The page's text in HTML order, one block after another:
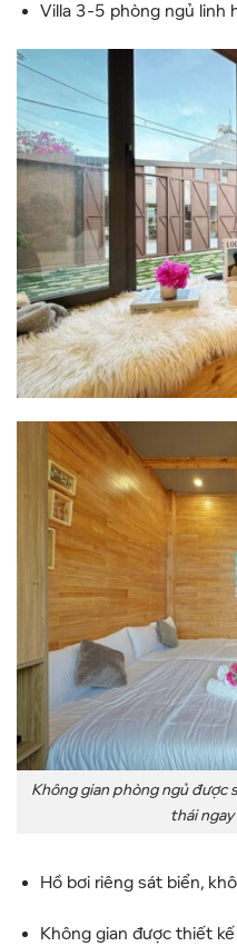
Villa 3-5 phòng ngủ linh
Không gian phòng ngủ được
thái
Hồ bơi riêng sát biển,
Không gian được thiết